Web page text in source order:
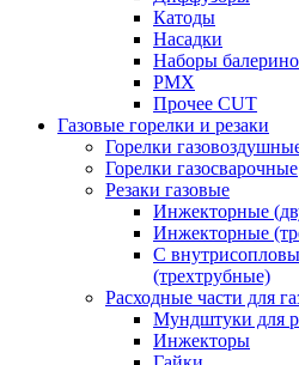
Катоды
Насадки
Наборы
PMX
Прочее CUT
Газовые горелки и резаки
Горелки
Горелки газосварочные
Резаки газовые
Инжекторные
Инжекторные
С
(трехтрубные)
Расходные части для
Мундштуки для
Инжекторы